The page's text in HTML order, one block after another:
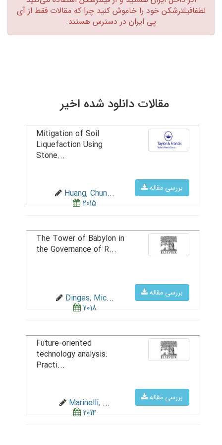
لطفافیلترشکن خود را خاموش کنید چرا که مقالات فقط از آی
پی ایران در دسترس هستند.‏
مقالات دانلود شده اخیر
بررسی مقاله
Mitigation of Soil
Liquefaction Using
Stone...
Huang, Chun...
2015
بررسی مقاله
The Tower of Babylon in
the Governance of R...
Dinges, Mic...
2018
بررسی مقاله
Future-oriented
technology analysis:
Practi...
Marinelli, ...
2014